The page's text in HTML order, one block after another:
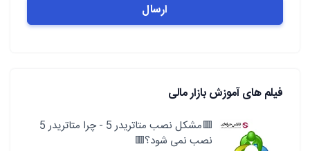
فیلم های آموزش بازار مالی
🟥مشکل نصب متاتریدر 5 - چرا متاتریدر 5
نصب نمی شود؟🟥